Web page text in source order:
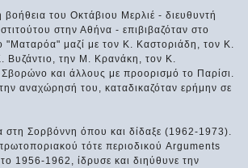
του Οκτάβιου Μερλιέ - διευθυντή
στην Αθήνα - επιβιβαζόταν στο
"Ματαρόα" μαζί με τον Κ. Καστοριάδη, τον Κ.
Βυζάντιο, την Μ. Κρανάκη, τον Κ.
και άλλους με προορισμό το Παρίσι.
αναχώρησή του, καταδικαζόταν ερήμην σε
στη Σορβόννη όπου και δίδαξε (1962-1973).
τότε περιοδικού Arguments
1956-1962, ίδρυσε και διηύθυνε την